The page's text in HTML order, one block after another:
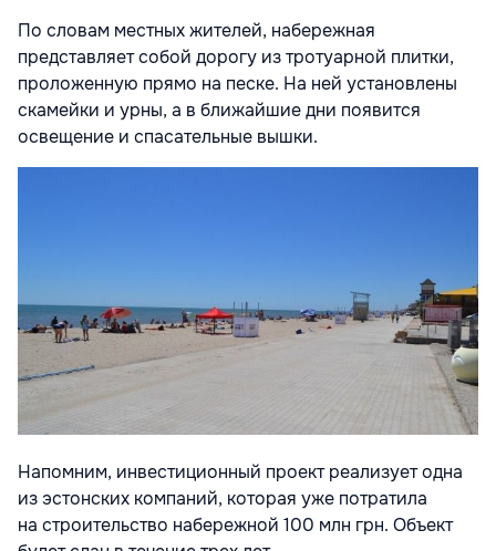
По словам местных жителей, набережная
представляет собой дорогу из тротуарной плитки,
проложенную прямо на песке. На ней установлены
скамейки и урны, а в ближайшие дни появится
освещение и спасательные вышки.
Напомним, инвестиционный проект реализует одна
из эстонских компаний, которая уже потратила
на строительство набережной 100 млн грн. Объект